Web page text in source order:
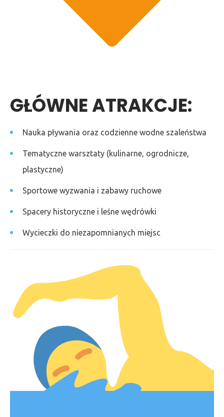
GŁÓWNE ATRAKCJE:
Nauka pływania oraz codzienne wodne szaleństwa
Tematyczne warsztaty (kulinarne, ogrodnicze,
plastyczne)
Sportowe wyzwania i zabawy ruchowe
Spacery historyczne i leśne wędrówki
Wycieczki do niezapomnianych miejsc